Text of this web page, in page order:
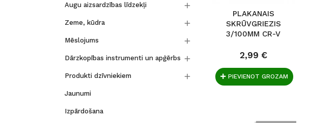
Augu aizsardzības līdzekļi 
Zeme, kūdra 
Mēslojums 
Dārzkopības instrumenti un apģērbs 
Produkti dzīvniekiem 
Jaunumi
Izpārdošana
PLAKANAIS
SKRŪVGRIEZIS
3/100MM CR-V
2,99 €
PIEVIENOT GROZAM